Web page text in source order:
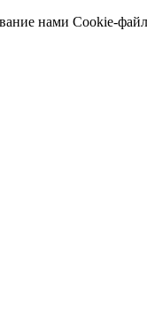
нами Cookie-